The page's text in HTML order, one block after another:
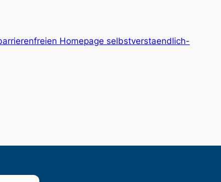
Homepage selbstverstaendlich-